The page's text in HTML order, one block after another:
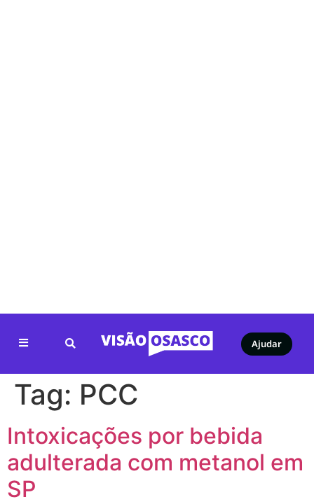
Ajudar
Tag: PCC
Intoxicações por bebida
adulterada com metanol em
SP